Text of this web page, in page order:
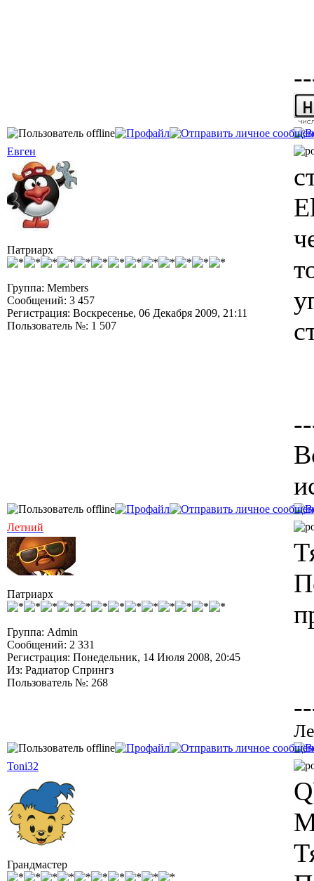
Евген
Патриарх
Группа: Members
Сообщений: 3 457
Регистрация: Воскресенье, 06 Декабря 2009, 21:11
Пользователь №: 1 507
Летний
Патриарх
Группа: Admin
Сообщений: 2 331
Регистрация: Понедельник, 14 Июля 2008, 20:45
Из: Радиатор Спрингз
Пользователь №: 268
Toni32
Грандмастер